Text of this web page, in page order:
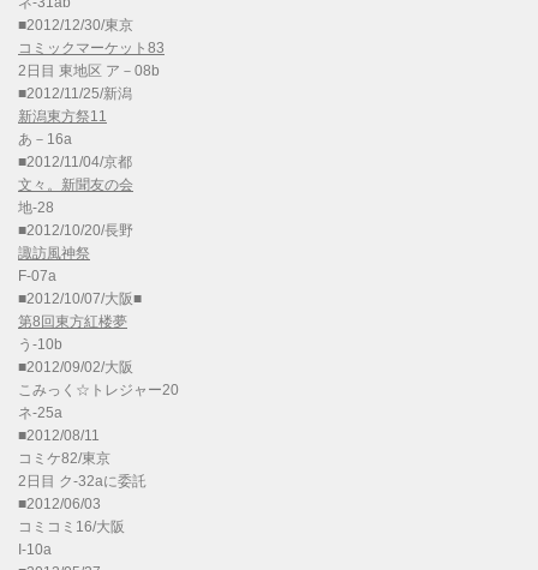
■2012/12/30/東京
コミックマーケット83
2日目 東地区 ア－08b
■2012/11/25/新潟
新潟東方祭11
あ－16a
■2012/11/04/京都
文々。新聞友の会
地-28
■2012/10/20/長野
諏訪風神祭
F-07a
■2012/10/07/大阪■
第8回東方紅楼夢
う-10b
■2012/09/02/大阪
こみっく☆トレジャー20
ネ-25a
■2012/08/11
コミケ82/東京
2日目 ク-32aに委託
■2012/06/03
コミコミ16/大阪
I-10a